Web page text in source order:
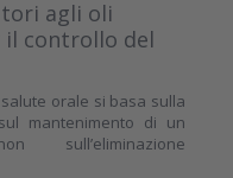
agli oli
il controllo del
orale si basa sulla
mantenimento di un
sull’eliminazione